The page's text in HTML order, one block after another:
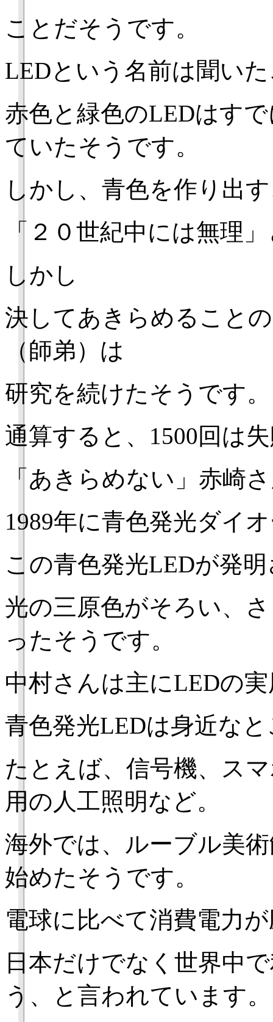
ことだそうです。
LEDという名前は聞い
赤色と緑色のLEDはす
ていたそうです。
しかし、青色を作り出
「２０世紀中には無理
しかし
決してあきらめること
（師弟）は
研究を続けたそうです。
通算すると、1500回は
「あきらめない」赤崎
1989年に青色発光ダイ
この青色発光LEDが発
光の三原色がそろい、
ったそうです。
中村さんは主にLEDの
青色発光LEDは身近な
たとえば、信号機、ス
用の人工照明など。
海外では、ルーブル美
始めたそうです。
電球に比べて消費電力
日本だけでなく世界中
う、と言われています。